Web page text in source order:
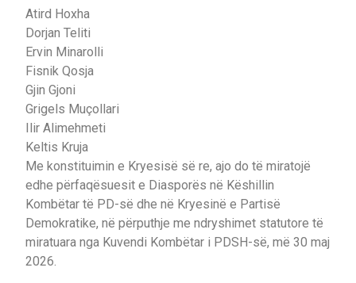
Atird Hoxha
Dorjan Teliti
Ervin Minarolli
Fisnik Qosja
Gjin Gjoni
Grigels Muçollari
Ilir Alimehmeti
Keltis Kruja
Me konstituimin e Kryesisë së re, ajo do të miratojë
edhe përfaqësuesit e Diasporës në Këshillin
Kombëtar të PD-së dhe në Kryesinë e Partisë
Demokratike, në përputhje me ndryshimet statutore të
miratuara nga Kuvendi Kombëtar i PDSH-së, më 30 maj
2026.